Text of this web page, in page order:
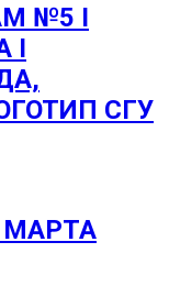
№5 I
I
СГУ
МАРТА